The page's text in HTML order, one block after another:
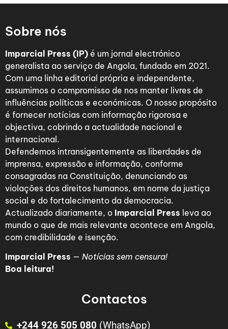
Sobre nós
Imparcial Press (IP) é um jornal electrónico
generalista ao serviço de Angola, fundado em 2021.
Com uma linha editorial própria e independente,
assumimos o compromisso de nos manter livres de
influências políticas e económicas. O nosso propósito
é fornecer notícias com informação rigorosa e
objectiva, cobrindo a actualidade nacional e
internacional.
Defendemos intransigentemente as liberdades de
imprensa, expressão e informação, conforme
consagradas na Constituição, denunciando as
violações dos direitos humanos, em nome da justiça
social e do fortalecimento da democracia.
Actualizado diariamente, o Imparcial Press leva ao
mundo o que de mais relevante acontece em Angola,
com credibilidade e isenção.
Imparcial Press — Notícias sem censura!
Boa leitura!
Contactos
+244 926 505 080 (WhatsApp)